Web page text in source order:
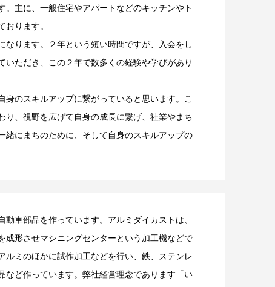
主に、一般住宅やアパートなどのキッチンやト
ります。
ります。２年という短い時間ですが、入会をし
ただき、この２年で数多くの経験や学びがあり
のスキルアップに繋がっていると思います。こ
、視野を広げて自身の成長に繋げ、社業やまち
緒にまちのために、そして自身のスキルアップの
車部品を作っています。アルミダイカストは、
成形させマシニングセンターという加工機などで
ルミのほかに試作加工などを行い、鉄、ステンレ
など作っています。弊社経営理念であります「い